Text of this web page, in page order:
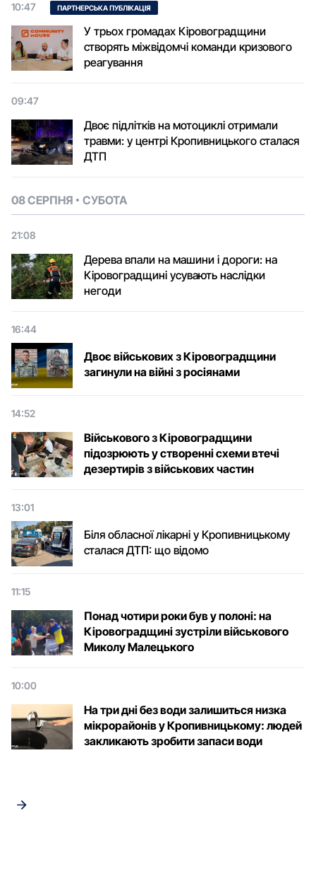
10:47 ПАРТНЕРСЬКА ПУБЛІКАЦІЯ
У трьох громадах Кіровоградщини
створять міжвідомчі команди кризового
реагування
09:47
Двоє підлітків на мотоциклі отримали
травми: у центрі Кропивницького сталася
ДТП
08 СЕРПНЯ СУБОТА
21:08
Дерева впали на машини і дороги: на
Кіровоградщині усувають наслідки
негоди
16:44
Двоє військових з Кіровоградщини
загинули на війні з росіянами
14:52
Військового з Кіровоградщини
підозрюють у створенні схеми втечі
дезертирів з військових частин
13:01
Біля обласної лікарні у Кропивницькому
сталася ДТП: що відомо
11:15
Понад чотири роки був у полоні: на
Кіровоградщині зустріли військового
Микoлу Малецькoгo
10:00
На три дні без води залишиться низка
мікрорайонів у Кропивницькому: людей
закликають зробити запаси води